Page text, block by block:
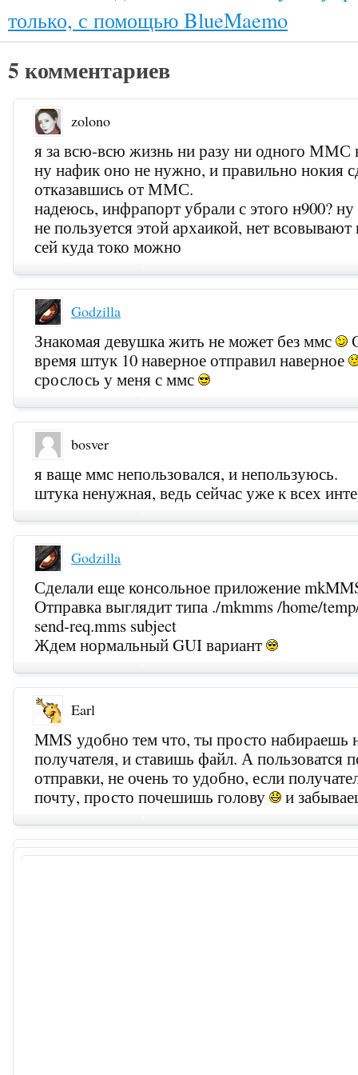
только, с помощью BlueMaemo
5 комментариев
zolono
я за всю-всю жизнь ни разу ни одного ММС
ну нафик оно не нужно, и правильно нокия
отказавшись от ММС.
надеюсь, инфрапорт убрали с этого н900?
не пользуется этой архаикой, нет
сей куда токо можно
Godzilla
Знакомая девушка жить не может без ммс
время штук 10 наверное отправил наверное
срослось у меня с ммс
bosver
я ваще ммс непользовался, и непользуюсь.
штука ненужная, ведь сейчас уже к всех
Godzilla
Сделали еще консольное приложение
Отправка выглядит типа ./mkmms/home/
send-req.mms subject
Ждем нормальный GUI вариант
Earl
MMS удобно тем что, ты просто набираешь
получателя, и ставишь файл. А пользоватся
отправки, не очень то удобно, если
почту, просто почешишь голову
и